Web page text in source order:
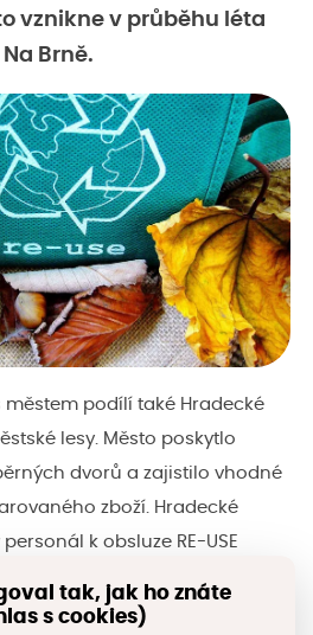
vznikne v průběhu léta
Brně.
městem podílí také Hradecké
lesy. Město poskytlo
dvorů a zajistilo vhodné
zboží. Hradecké
k obsluze RE-USE
pak postarají o vyhlášení
tak, jak ho znáte
s cookies)